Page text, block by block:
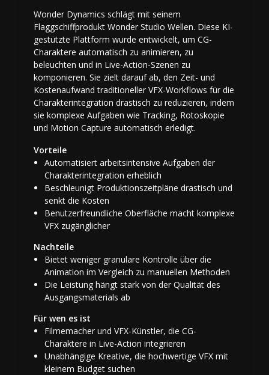
Wonder Dynamics schlägt mit seinem
Flaggschiffprodukt Wonder Studio Wellen. Diese KI-
gestützte Plattform wurde entwickelt, um CG-
Charaktere automatisch zu animieren, zu
beleuchten und in Live-Action-Szenen zu
komponieren. Sie zielt darauf ab, den Zeit- und
Kostenaufwand traditioneller VFX-Workflows für die
Charakterintegration drastisch zu reduzieren, indem
sie komplexe Aufgaben wie Tracking, Rotoskopie
und Motion Capture automatisch erledigt.
Vorteile
Automatisiert arbeitsintensive Aufgaben der
Charakterintegration erheblich
Beschleunigt Produktionszeitpläne drastisch und
senkt die Kosten
Benutzerfreundliche Oberfläche macht komplexe
VFX zugänglicher
Nachteile
Bietet weniger granulare Kontrolle über die
Animation im Vergleich zu manuellen Methoden
Die Leistung hängt stark von der Qualität des
Ausgangsmaterials ab
Für wen es ist
Filmemacher und VFX-Künstler, die CG-
Charaktere in Live-Action integrieren
Unabhängige Kreative, die hochwertige VFX mit
kleinem Budget suchen